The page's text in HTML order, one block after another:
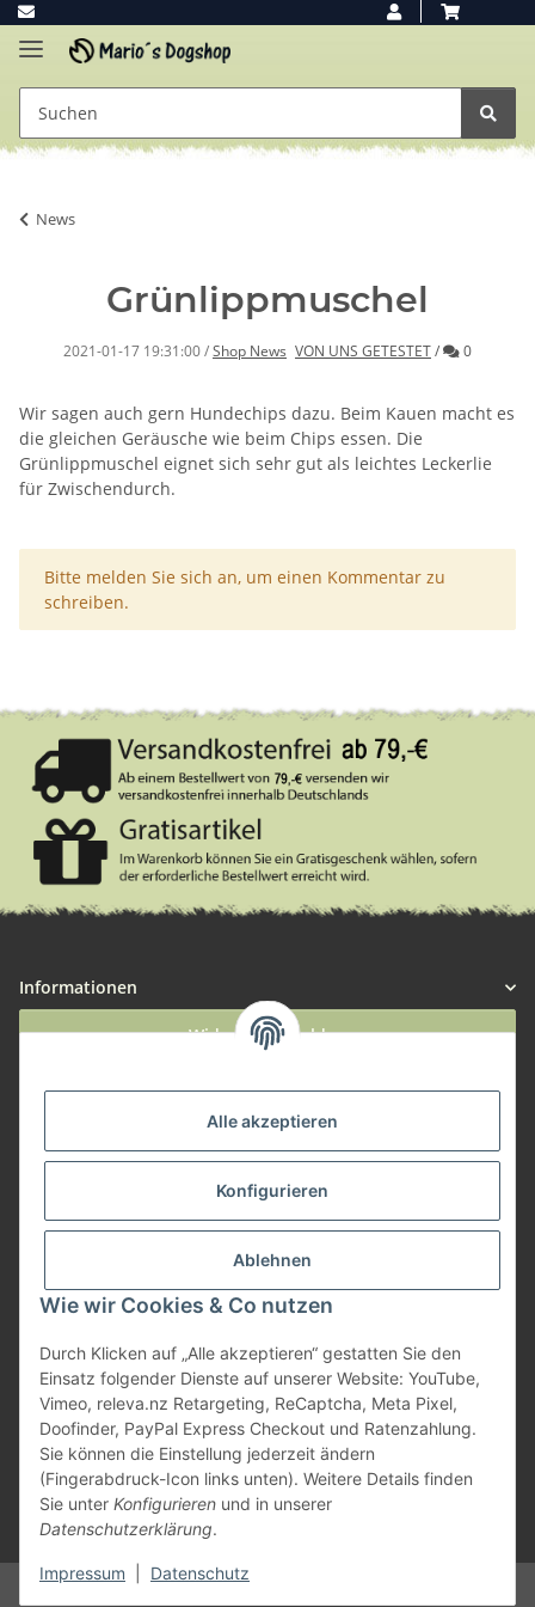
Alle akzeptieren
Konfigurieren
Ablehnen
Wie wir Cookies & Co nutzen
Durch Klicken auf „Alle akzeptieren“ gestatten Sie den
Einsatz folgender Dienste auf unserer Website: YouTube,
Vimeo, releva.nz Retargeting, ReCaptcha, Meta Pixel,
Doofinder, PayPal Express Checkout und Ratenzahlung.
Sie können die Einstellung jederzeit ändern
(Fingerabdruck-Icon links unten). Weitere Details finden
Sie unter Konfigurieren und in unserer
Datenschutzerklärung.
Impressum Datenschutz
News
Grünlippmuschel
2021-01-17 19:31:00/Shop News VON UNS GETESTET/ 0
Wir sagen auch gern Hundechips dazu. Beim Kauen macht es
die gleichen Geräusche wie beim Chips essen. Die
Grünlippmuschel eignet sich sehr gut als leichtes Leckerlie
für Zwischendurch.
x
Bitte melden Sie sich an, um einen Kommentar zu
schreiben.
Informationen
Widerruf anmelden
Zahlungsmöglichkeiten
* Alle Preise inkl. gesetzlicher USt., zzgl.